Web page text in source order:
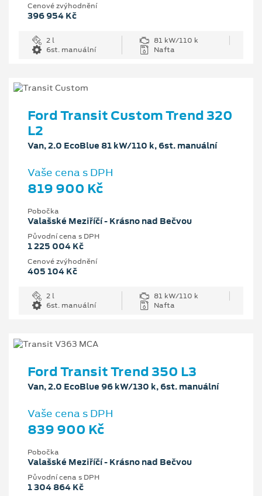
Cenové zvýhodnění
396 954 Kč
2 l
81 kW/110 k
6st. manuální
Nafta
Ford Transit Custom Trend 320
L2
Van, 2.0 EcoBlue 81 kW/110 k, 6st. manuální
Vaše cena s DPH
819 900 Kč
Pobočka
Valašské Meziříčí - Krásno nad Bečvou
Původní cena s DPH
1 225 004 Kč
Cenové zvýhodnění
405 104 Kč
2 l
81 kW/110 k
6st. manuální
Nafta
Ford Transit Trend 350 L3
Van, 2.0 EcoBlue 96 kW/130 k, 6st. manuální
Vaše cena s DPH
839 900 Kč
Pobočka
Valašské Meziříčí - Krásno nad Bečvou
Původní cena s DPH
1 304 864 Kč